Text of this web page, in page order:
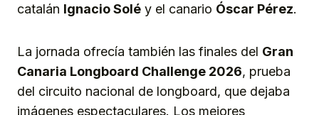
catalán Ignacio Solé y el canario Óscar Pérez.
La jornada ofrecía también las finales del Gran
Canaria Longboard Challenge 2026, prueba
del circuito nacional de longboard, que dejaba
imágenes espectaculares. Los mejores